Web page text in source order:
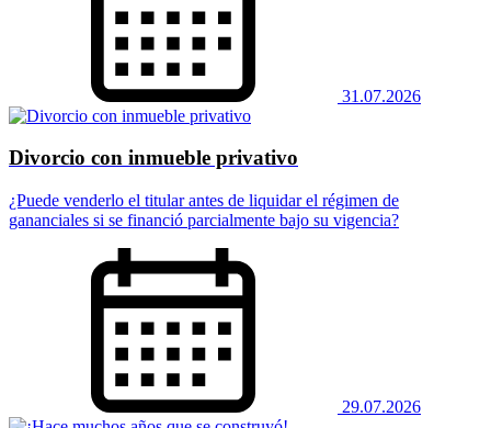
31.07.2026
Divorcio con inmueble privativo
¿Puede venderlo el titular antes de liquidar el régimen de
gananciales si se financió parcialmente bajo su vigencia?
29.07.2026